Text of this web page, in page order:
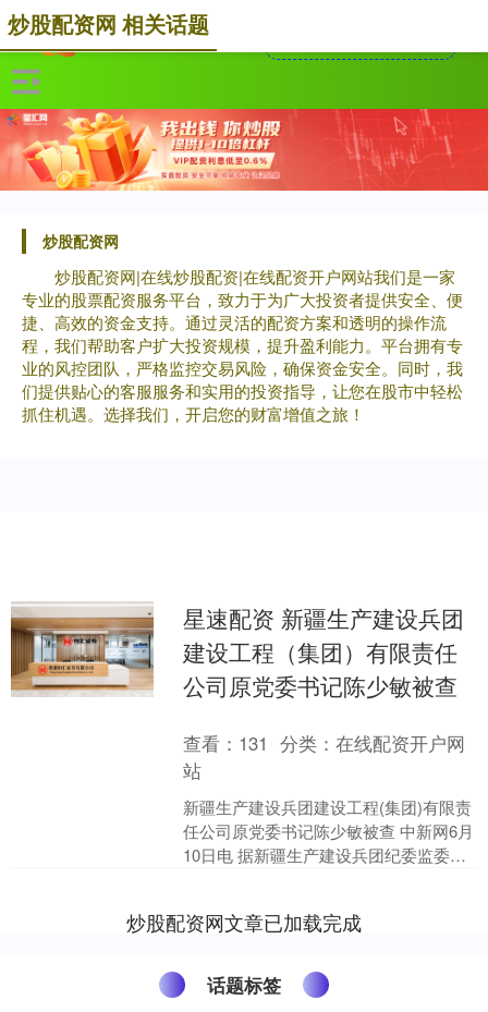
炒股配资网
炒股配资网|在线炒股配资|在线配资开户网站我们是一家
专业的股票配资服务平台，致力于为广大投资者提供安全、便
捷、高效的资金支持。通过灵活的配资方案和透明的操作流
程，我们帮助客户扩大投资规模，提升盈利能力。平台拥有专
业的风控团队，严格监控交易风险，确保资金安全。同时，我
们提供贴心的客服服务和实用的投资指导，让您在股市中轻松
抓住机遇。选择我们，开启您的财富增值之旅！
炒股配资网 相关话题
星速配资 新疆生产建设兵团
建设工程（集团）有限责任
公司原党委书记陈少敏被查
查看： 131 分类：在线配资开户网
站
新疆生产建设兵团建设工程(集团)有限责
任公司原党委书记陈少敏被查 中新网6月
10日电 据新疆生产建设兵团纪委监委消
炒股配资网文章已加载完成
话题标签